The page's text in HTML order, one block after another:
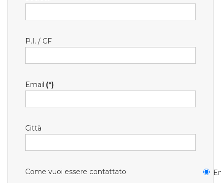
P.I. / CF
Email (*)
Città
Come vuoi essere contattato